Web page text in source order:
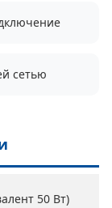
сетью
50 Вт)